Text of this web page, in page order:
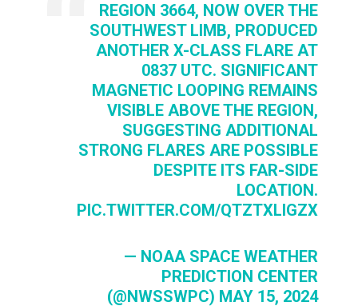
REGION 3664, NOW OVER THE
SOUTHWEST LIMB, PRODUCED
ANOTHER X-CLASS FLARE AT
0837 UTC. SIGNIFICANT
MAGNETIC LOOPING REMAINS
VISIBLE ABOVE THE REGION,
SUGGESTING ADDITIONAL
STRONG FLARES ARE POSSIBLE
DESPITE ITS FAR-SIDE
LOCATION.
PIC.TWITTER.COM/QTZTXLIGZX
— NOAA SPACE WEATHER
PREDICTION CENTER
(@NWSSWPC) MAY 15, 2024